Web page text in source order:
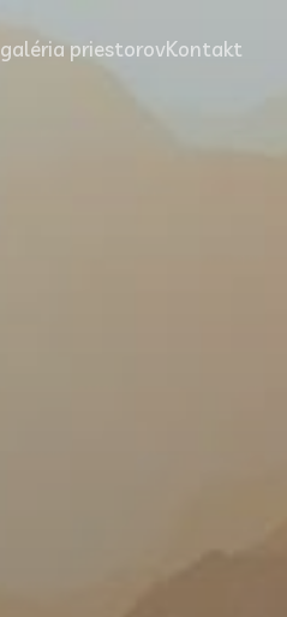
priestorovKontakt